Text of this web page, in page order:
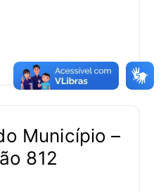
Município –
812